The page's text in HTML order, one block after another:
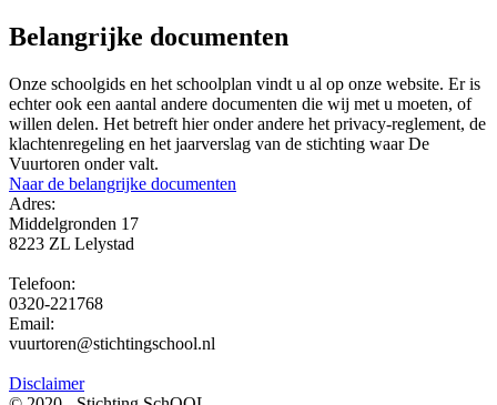
Belangrijke documenten
Onze schoolgids en het schoolplan vindt u al op onze website. Er is
echter ook een aantal andere documenten die wij met u moeten, of
willen delen. Het betreft hier onder andere het privacy-reglement, de
klachtenregeling en het jaarverslag van de stichting waar De
Vuurtoren onder valt.
Naar de belangrijke documenten
Adres:
Middelgronden 17
8223 ZL Lelystad
Telefoon:
0320-221768
Email:
vuurtoren@stichtingschool.nl
Disclaimer